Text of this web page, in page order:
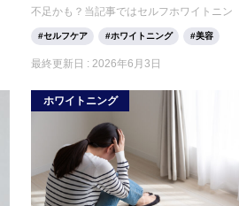
不足かも？当記事ではセルフホワイトニン
グとの違いや、後悔しないための選び方・
デメリットを徹底解説。正しい知識で失敗
しない、あなたに合うケア方法を見つけま
セルフケア ホワイトニング 美容
最終更新日 : 2026年6月3日
ホワイトニング